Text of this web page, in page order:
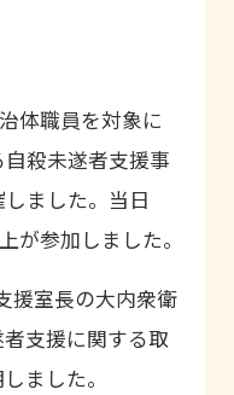
体職員を対象に
殺未遂者支援事
ました。当日
が参加しました。
援室長の大内衆衛
支援に関する取
ました。